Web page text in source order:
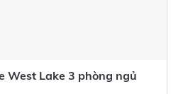
West Lake 3 phòng ngủ